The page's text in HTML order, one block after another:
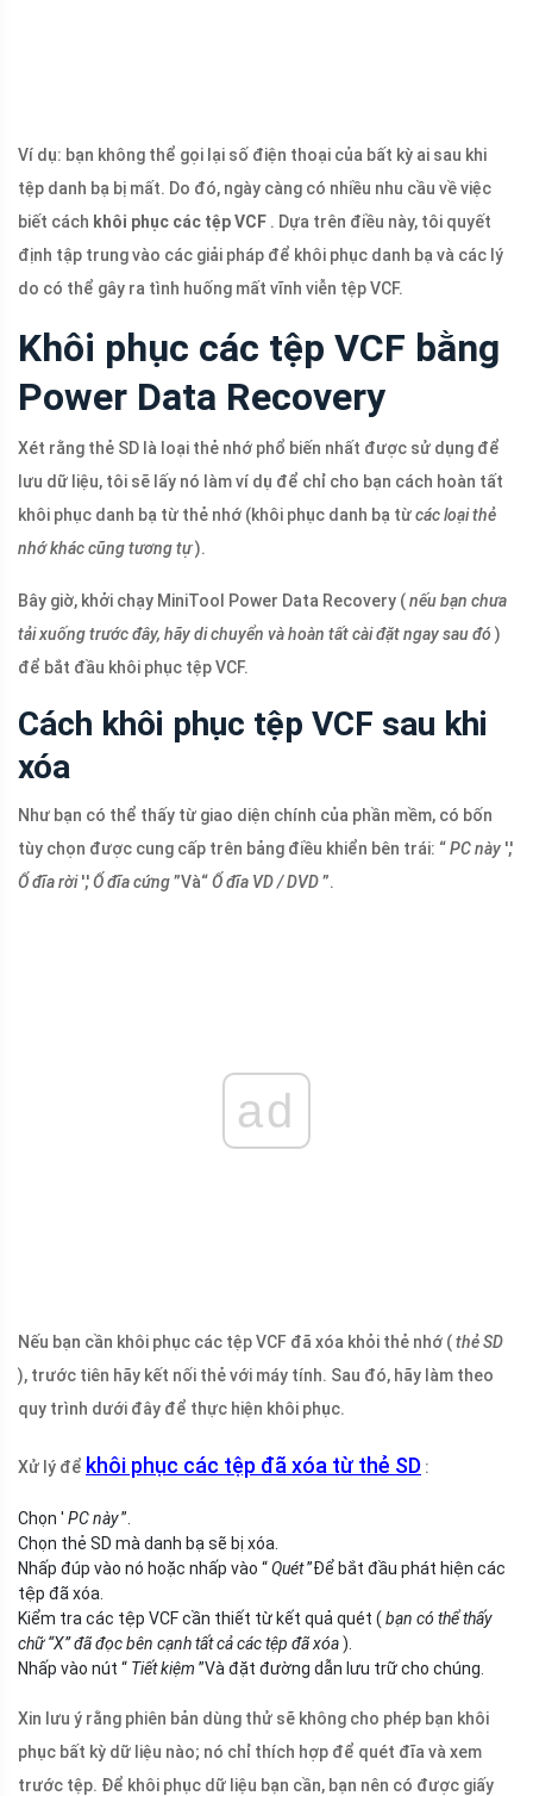
Ví dụ: bạn không thể gọi lại số điện thoại của bất kỳ ai sau khi
tệp danh bạ bị mất. Do đó, ngày càng có nhiều nhu cầu về việc
biết cách khôi phục các tệp VCF . Dựa trên điều này, tôi quyết
định tập trung vào các giải pháp để khôi phục danh bạ và các lý
do có thể gây ra tình huống mất vĩnh viễn tệp VCF.
Khôi phục các tệp VCF bằng
Power Data Recovery
Xét rằng thẻ SD là loại thẻ nhớ phổ biến nhất được sử dụng để
lưu dữ liệu, tôi sẽ lấy nó làm ví dụ để chỉ cho bạn cách hoàn tất
khôi phục danh bạ từ thẻ nhớ (khôi phục danh bạ từcác loại thẻ
nhớ khác cũng tương tự).
Bây giờ, khởi chạy MiniTool Power Data Recovery (nếu bạn chưa
tải xuống trước đây, hãy di chuyển và hoàn tất cài đặt ngay sau đó )
để bắt đầu khôi phục tệp VCF.
Cách khôi phục tệp VCF sau khi
xóa
Như bạn có thể thấy từ giao diện chính của phần mềm, có bốn
tùy chọn được cung cấp trên bảng điều khiển bên trái: “PC này ','
Ổ đĩa rời','Ổ đĩa cứng”Và“Ổ đĩa VD / DVD”.
ad
Nếu bạn cần khôi phục các tệp VCF đã xóa khỏi thẻ nhớ (thẻ SD
), trước tiên hãy kết nối thẻ với máy tính. Sau đó, hãy làm theo
quy trình dưới đây để thực hiện khôi phục.
Xử lý để khôi phục các tệp đã xóa từ thẻ SD :
Chọn ' PC này”.
Chọn thẻ SD mà danh bạ sẽ bị xóa.
Nhấp đúp vào nó hoặc nhấp vào “Quét”Để bắt đầu phát hiện các
tệp đã xóa.
Kiểm tra các tệp VCF cần thiết từ kết quả quét ( bạn có thể thấy
chữ “X” đã đọc bên cạnh tất cả các tệp đã xóa).
Nhấp vào nút “ Tiết kiệm ”Và đặt đường dẫn lưu trữ cho chúng.
Xin lưu ý rằng phiên bản dùng thử sẽ không cho phép bạn khôi
phục bất kỳ dữ liệu nào; nó chỉ thích hợp để quét đĩa và xem
trước tệp. Để khôi phục dữ liệu bạn cần, bạn nên có được giấy